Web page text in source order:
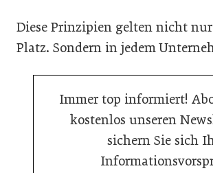
Diese Prinzipien gelten nicht
Platz. Sondern in jedem
Immer top informiert!
kostenlos unseren
sichern Sie sich